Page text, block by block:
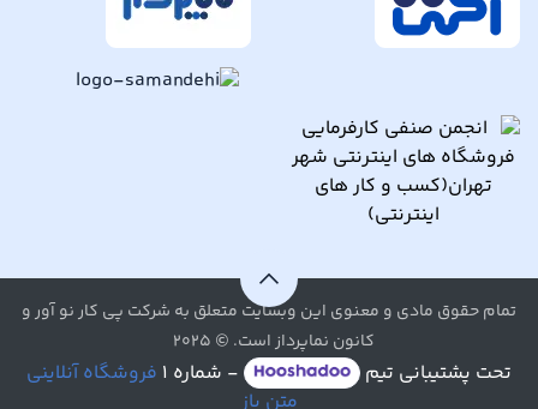
تمام حقوق مادی و معنوی این وبسایت متعلق به شرکت پی کار نو آور و
کانون نماپرداز است. © ۲۰۲۵
تحت پشتیبانی تیم - شماره ۱ فروشگاه آنلاینی
متن باز